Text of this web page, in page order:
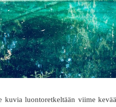
luontoretkeltään viime